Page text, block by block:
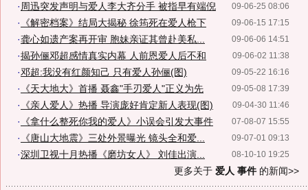
09-06-25 08:06
· 周迅突发声明与爱人李大齐分手 被指早有端倪
09-06-15 17:15
· 《解密档案》结局大揭秘 徐筠死在爱人枪下
09-06-06 14:51
·龚心如遗产案再开审 胞妹亲证其曾赴美私...
09-06-02 11:38
·揭孙俪邓超感情真实内幕 人前恩爱人后不和
09-05-22 16:16
·邓超:我没有红颜知己 只有爱人孙俪(图)
09-05-08 17:39
· 《天大地大》首播 聂鑫"手刃爱人"正义为先
09-04-30 11:46
· 《亲人爱人》热播 导演庞好肯定新人表现(图)
07-08-07 15:55
· 《拿什么整死你我的爱人》小误会引发大事件
09-07-01 09:13
· 《唐山大地震》三处外景曝光 镜头全和爱...
08-10-10 19:25
·深圳卫视十月热播《磨坊女人》 刘佳出演...
更多关于 爱人 事件的新闻>>